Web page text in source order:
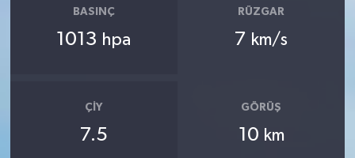
BASINÇ
1013 hpa
RÜZGAR
7 km/s
ÇIY
7.5
GÖRÜŞ
10 km